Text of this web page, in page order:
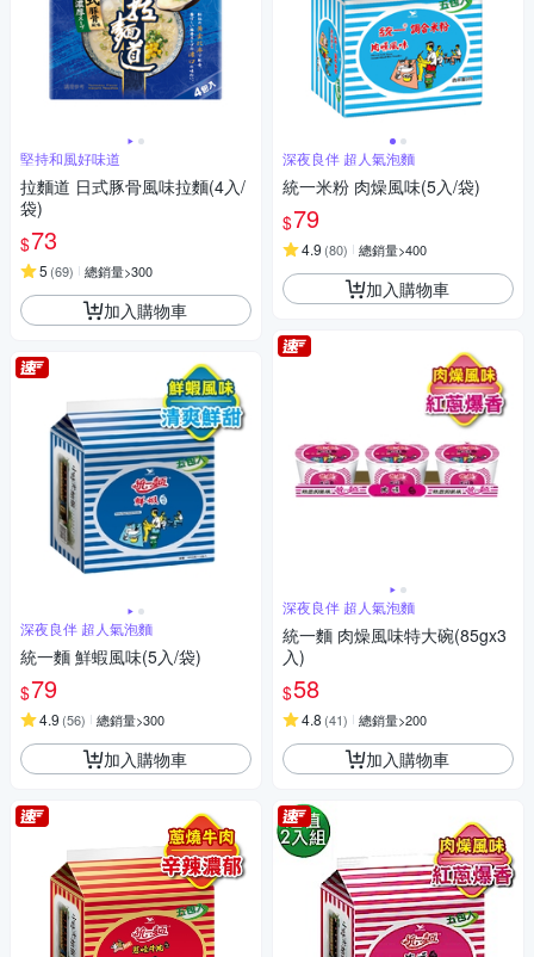
堅持和風好味道
拉麵道 日式豚骨風味拉麵(4入/
袋)
$73
5 (69) 總銷量>300
加入購物車
深夜良伴 超人氣泡麵
統一麵 鮮蝦風味(5入/袋)
$79
4.9 (56) 總銷量>300
加入購物車
深夜良伴 超人氣泡麵
統一米粉 肉燥風味(5入/袋)
$79
4.9 (80) 總銷量>400
加入購物車
深夜良伴 超人氣泡麵
統一麵 肉燥風味特大碗(85gx3
入)
$58
4.8 (41) 總銷量>200
加入購物車